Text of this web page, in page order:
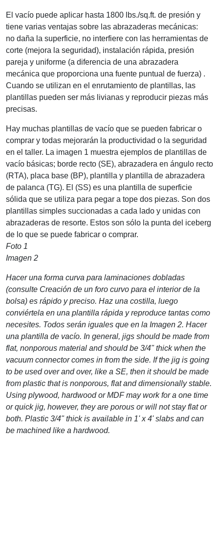
El vacío puede aplicar hasta 1800 lbs./sq.ft. de presión y
tiene varias ventajas sobre las abrazaderas mecánicas:
no daña la superficie, no interfiere con las herramientas de
corte (mejora la seguridad), instalación rápida, presión
pareja y uniforme (a diferencia de una abrazadera
mecánica que proporciona una fuente puntual de fuerza) .
Cuando se utilizan en el enrutamiento de plantillas, las
plantillas pueden ser más livianas y reproducir piezas más
precisas.
Hay muchas plantillas de vacío que se pueden fabricar o
comprar y todas mejorarán la productividad o la seguridad
en el taller. La imagen 1 muestra ejemplos de plantillas de
vacío básicas; borde recto (SE), abrazadera en ángulo recto
(RTA), placa base (BP), plantilla y plantilla de abrazadera
de palanca (TG). El (SS) es una plantilla de superficie
sólida que se utiliza para pegar a tope dos piezas. Son dos
plantillas simples succionadas a cada lado y unidas con
abrazaderas de resorte. Estos son sólo la punta del iceberg
de lo que se puede fabricar o comprar.
Foto 1
Imagen 2
Hacer una forma curva para laminaciones dobladas
(consulte Creación de un foro curvo para el interior de la
bolsa) es rápido y preciso. Haz una costilla, luego
conviértela en una plantilla rápida y reproduce tantas como
necesites. Todos serán iguales que en la Imagen 2. Hacer
una plantilla de vacío. In general, jigs should be made from
flat, nonporous material and should be 3/4" thick when the
vacuum connector comes in from the side. If the jig is going
to be used over and over, like a SE, then it should be made
from plastic that is nonporous, flat and dimensionally stable.
Using plywood, hardwood or MDF may work for a one time
or quick jig, however, they are porous or will not stay flat or
both. Plastic 3/4" thick is available in 1' x 4' slabs and can
be machined like a hardwood.